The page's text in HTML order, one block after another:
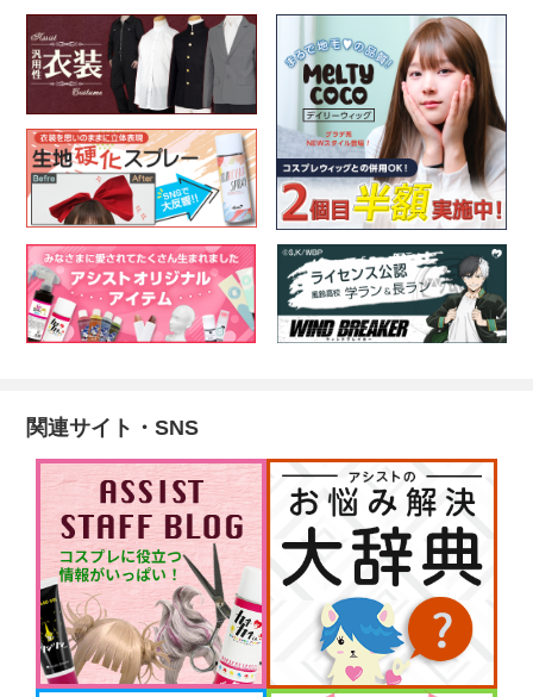
関連サイト・SNS